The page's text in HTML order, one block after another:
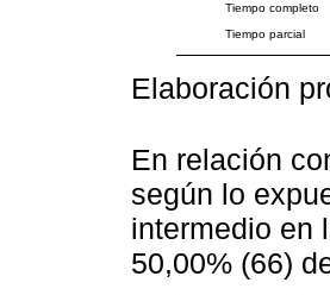
Tiempo completo
Tiempo parcial
Elaboración
En relación
según lo
intermedio en
50,00% (66)